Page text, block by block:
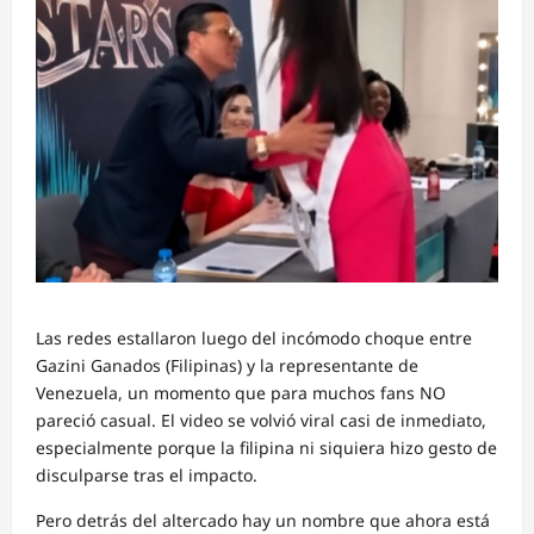
Las redes estallaron luego del incómodo choque entre
Gazini Ganados (Filipinas) y la representante de
Venezuela, un momento que para muchos fans NO
pareció casual. El video se volvió viral casi de inmediato,
especialmente porque la filipina ni siquiera hizo gesto de
disculparse tras el impacto.
Pero detrás del altercado hay un nombre que ahora está